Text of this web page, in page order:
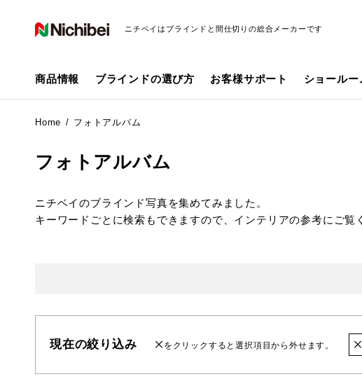
ニチベイはブラインドと間仕切りの総合メーカーです
商品情報 ブラインドの選び方 お客様サポート ショールー
Home フォトアルバム
フォトアルバム
ニチベイのブラインド写真を集めてみました。
キーワードごとに検索もできますので、インテリアの参考にご覧
現在の絞り込み をクリックすると選択項目から外せます。